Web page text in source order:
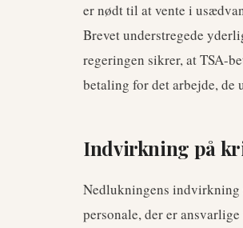
er nødt til at vente i
Brevet understregede
regeringen sikrer, at TSA-
betaling for det arbejde, de
Indvirkning på
Nedlukningens
personale, der er